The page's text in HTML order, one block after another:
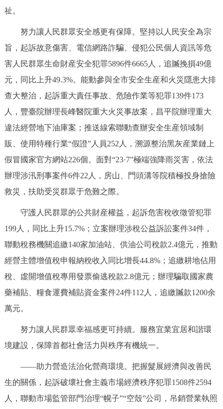
祉。
努力讓人民群眾安全感更有保障。堅持以人民安全為宗
旨，起訴故意傷害、電信網路詐騙、侵犯公民個人資訊等危
害人民群眾生命財産安全犯罪5896件6665人，追贓挽損49億
元，同比上升49.3%。能動參與全市安全生産和火災隱患大排
查大整治，起訴重大責任事故、危險作業等犯罪139件173
人，豐臺院辦理長峰醫院重大火災事故案，昌平院辦理重大
違法經營地下油庫案；推送線索聯動查辦安全生産領域制
販、使用特種行業“假證”人員252人，溯源整治黑灰産業鏈上
假冒國家官方網站226個。面對“23·7”極端強降雨災害，依法
辦理涉汛刑事案件6件22人，房山、門頭溝等院積極投身搶險
救災，扶助受災群眾于危難之際。
守護人民群眾的公共財産權益，起訴危害稅收徵管犯罪
199人，同比上升15.7%；立案辦理涉稅公益訴訟案件34件，
聯動稅務機關追繳140家加油站、供油公司稅款2.4億元，推動
經營主體增值稅申報納稅收入同比增長44.8%；追繳耕地佔用
稅、虛開增值稅專用發票偷逃稅款2.8億元；辦理騙取國家農
藥補貼、糧食運費補貼資金案件24件112人，追繳贓款1200余
萬元。
努力讓人民群眾幸福感更可持續。服務宜業宜居和諧環
境建設，保障首都社會活力與秩序有機統一。
——助力營造法治化營商環境。把握髮展經濟與改善民
生的關係，起訴破壞社會主義市場經濟秩序犯罪1508件2594
人，聯動市場監管部門治理“幌子”“空殼”公司，吊銷營業執照